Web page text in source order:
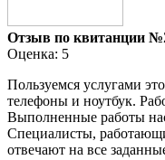
Отзыв по квитанции
Оценка: 5
Пользуемся услугами
телефоны и ноутбук.
Выполненные работы
Специалисты,
отвечают на все